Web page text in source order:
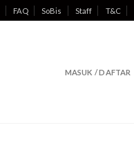
FAQ SoBis Staff T&C
MASUK / DAFTAR